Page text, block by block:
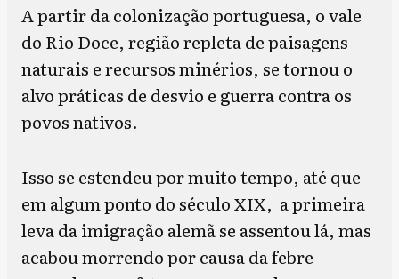
A partir da colonização portuguesa, o vale
do Rio Doce, região repleta de paisagens
naturais e recursos minérios, se tornou o
alvo práticas de desvio e guerra contra os
povos nativos.
Isso se estendeu por muito tempo, até que
em algum ponto do século XIX, a primeira
leva da imigração alemã se assentou lá, mas
acabou morrendo por causa da febre